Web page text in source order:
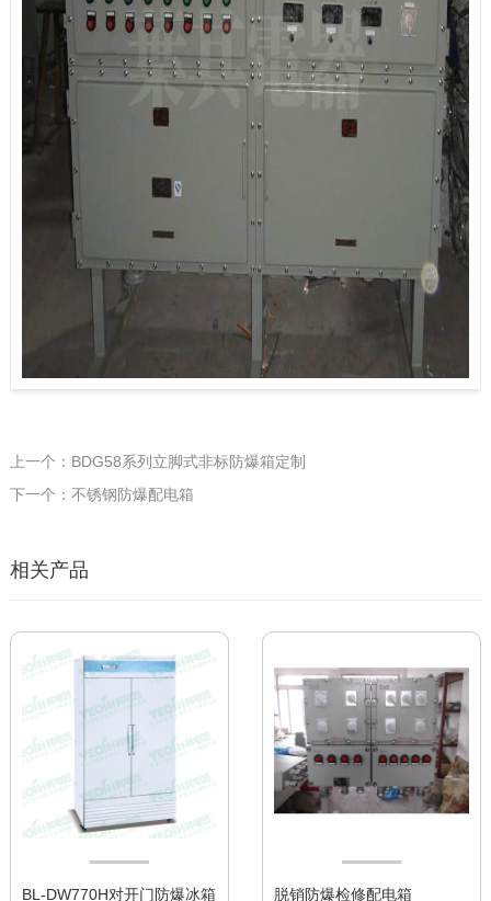
上一个：BDG58系列立脚式非标防爆箱定制
下一个：不锈钢防爆配电箱
相关产品
BL-DW770H对开门防爆冰箱
脱销防爆检修配电箱